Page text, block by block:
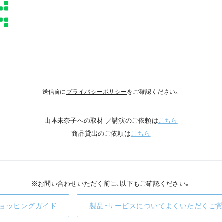
送信前に プライバシーポリシーをご確認ください。
山本未奈子への取材 ／講演のご依頼はこちら
商品貸出のご依頼はこちら
※お問い合わせいただく前に、以下もご確認ください。
ッピングガイド 製品・サービスについてよくいただくご